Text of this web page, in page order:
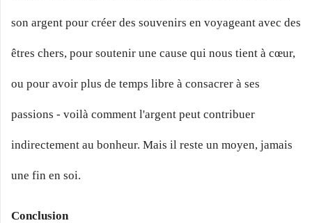
son argent pour créer des souvenirs en voyageant avec des
êtres chers, pour soutenir une cause qui nous tient à cœur,
ou pour avoir plus de temps libre à consacrer à ses
passions - voilà comment l'argent peut contribuer
indirectement au bonheur. Mais il reste un moyen, jamais
une fin en soi.
Conclusion